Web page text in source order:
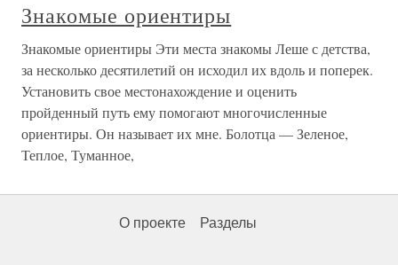
Знакомые ориентиры
Знакомые ориентиры Эти места знакомы Леше с детства,
за несколько десятилетий он исходил их вдоль и поперек.
Установить свое местонахождение и оценить
пройденный путь ему помогают многочисленные
ориентиры. Он называет их мне. Болотца — Зеленое,
Теплое, Туманное,
О проекте Разделы